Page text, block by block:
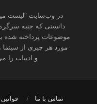
در وب‌سایت "لیست
دانستی که جنبه
موضوعات پرداخته شده
مورد هر چیزی از
و ادبیات را
تماس با ما